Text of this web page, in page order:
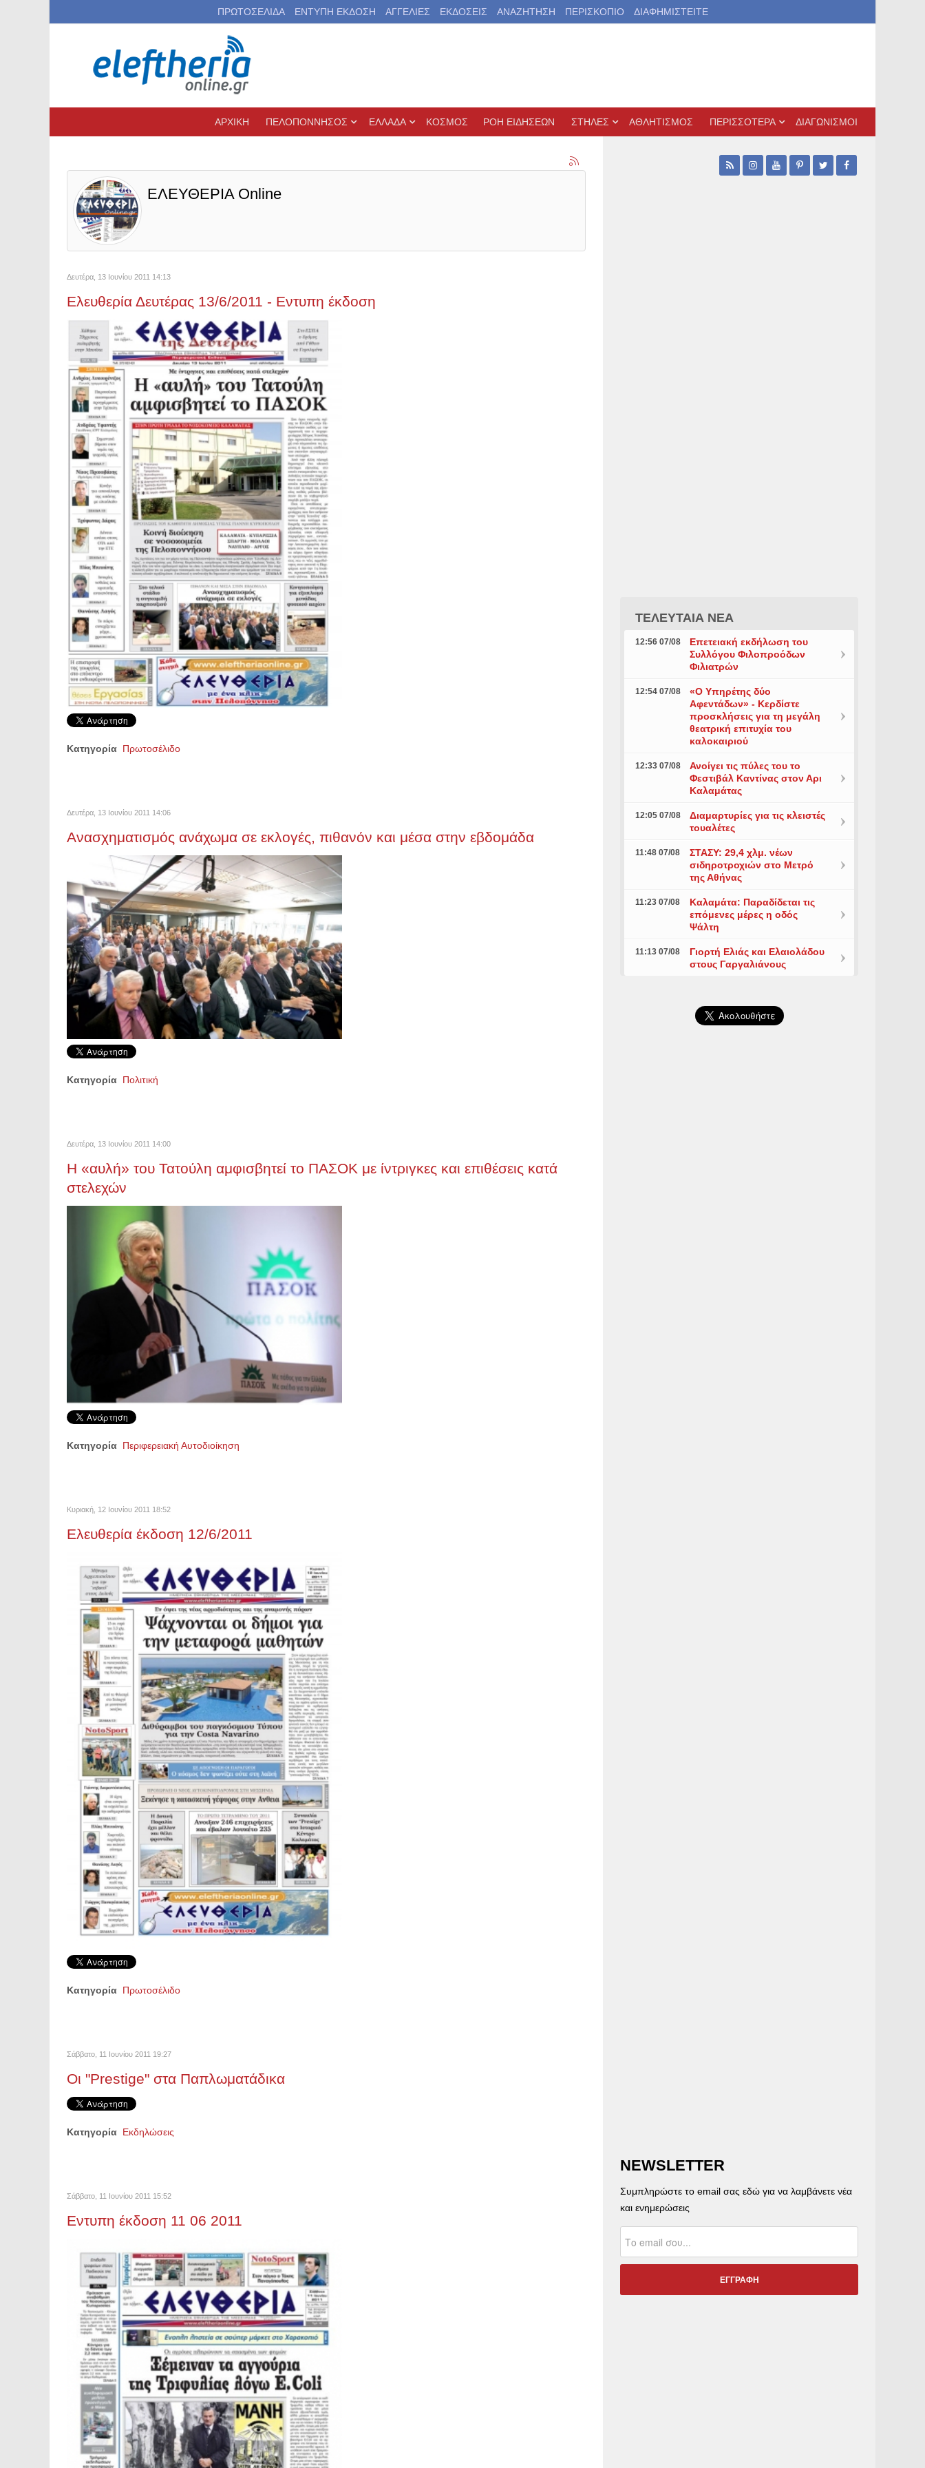
ΠΡΩΤΟΣΕΛΙΔΑ ΕΝΤΥΠΗ ΕΚΔΟΣΗ ΑΓΓΕΛΙΕΣ ΕΚΔΟΣΕΙΣ ΑΝΑΖΗΤΗΣΗ ΠΕΡΙΣΚΟΠΙΟ ΔΙΑΦΗΜΙΣΤΕΙΤΕ
ΑΡΧΙΚΗ ΠΕΛΟΠΟΝΝΗΣΟΣ ΕΛΛΑΔΑ ΚΟΣΜΟΣ ΡΟΗ ΕΙΔΗΣΕΩΝ ΣΤΗΛΕΣ ΑΘΛΗΤΙΣΜΟΣ ΠΕΡΙΣΣΟΤΕΡΑ ΔΙΑΓΩΝΙΣΜΟΙ
ΕΛΕΥΘΕΡΙΑ Online
Δευτέρα, 13 Ιουνίου 2011 14:13
Ελευθερία Δευτέρας 13/6/2011 - Εντυπη έκδοση
Κατηγορία Πρωτοσέλιδο
Δευτέρα, 13 Ιουνίου 2011 14:06
Ανασχηματισμός ανάχωμα σε εκλογές, πιθανόν και μέσα στην εβδομάδα
Κατηγορία Πολιτική
Δευτέρα, 13 Ιουνίου 2011 14:00
Η «αυλή» του Τατούλη αμφισβητεί το ΠΑΣΟΚ με ίντριγκες και επιθέσεις κατά
στελεχών
Κατηγορία Περιφερειακή Αυτοδιοίκηση
Κυριακή, 12 Ιουνίου 2011 18:52
Ελευθερία έκδοση 12/6/2011
Κατηγορία Πρωτοσέλιδο
Σάββατο, 11 Ιουνίου 2011 19:27
Οι "Prestige" στα Παπλωματάδικα
Κατηγορία Εκδηλώσεις
Σάββατο, 11 Ιουνίου 2011 15:52
Eντυπη έκδοση 11 06 2011
ΤΕΛΕΥΤΑΙΑ ΝΕΑ
12:56 07/08
Επετειακή εκδήλωση του
Συλλόγου Φιλοπροόδων
Φιλιατρών
12:54 07/08
«Ο Υπηρέτης δύο
Αφεντάδων» - Κερδίστε
προσκλήσεις για τη μεγάλη
θεατρική επιτυχία του
καλοκαιριού
12:33 07/08
Ανοίγει τις πύλες του το
Φεστιβάλ Καντίνας στον Αρι
Καλαμάτας
12:05 07/08
Διαμαρτυρίες για τις κλειστές
τουαλέτες
11:48 07/08
ΣΤΑΣΥ: 29,4 χλμ. νέων
σιδηροτροχιών στο Μετρό
της Αθήνας
11:23 07/08
Καλαμάτα: Παραδίδεται τις
επόμενες μέρες η οδός
Ψάλτη
11:13 07/08
Γιορτή Ελιάς και Ελαιολάδου
στους Γαργαλιάνους
NEWSLETTER
Συμπληρώστε το email σας εδώ για να λαμβάνετε νέα
και ενημερώσεις